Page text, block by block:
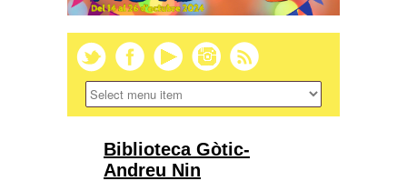
Biblioteca Gòtic-
Andreu Nin